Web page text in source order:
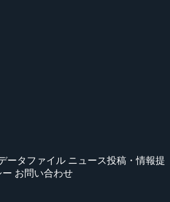
ータファイル ニュース投稿・情報提
ー お問い合わせ